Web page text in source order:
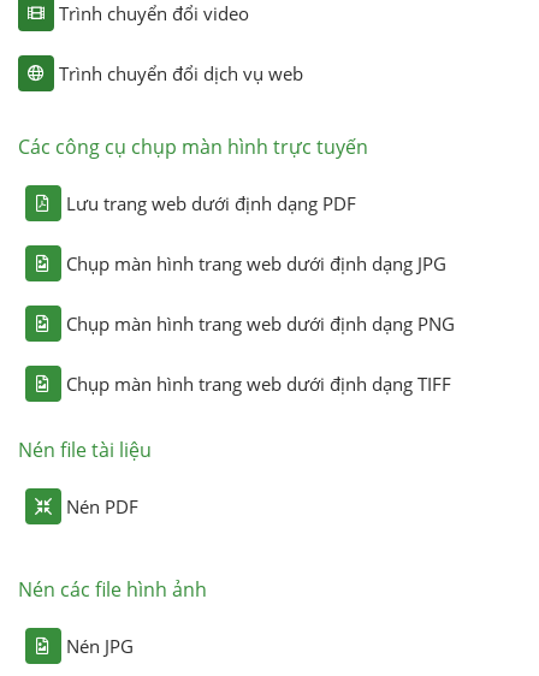
Trình chuyển đổi video
Trình chuyển đổi dịch vụ web
Các công cụ chụp màn hình trực tuyến
Lưu trang web dưới định dạng PDF
Chụp màn hình trang web dưới định dạng JPG
Chụp màn hình trang web dưới định dạng PNG
Chụp màn hình trang web dưới định dạng TIFF
Nén file tài liệu
Nén PDF
Nén các file hình ảnh
Nén JPG